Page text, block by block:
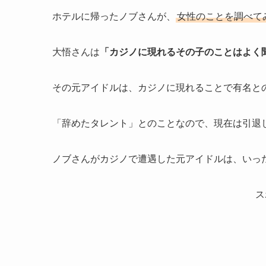
ホテルに帰ったノブさんが、 女性のことを調べ
大悟さんは 「カジノに現れるその子のことはよく
その元アイドルは、カジノに現れることで有名と
「辞めたタレント」とのことなので、現在は引
ノブさんがカジノで遭遇した元アイドルは、いっ